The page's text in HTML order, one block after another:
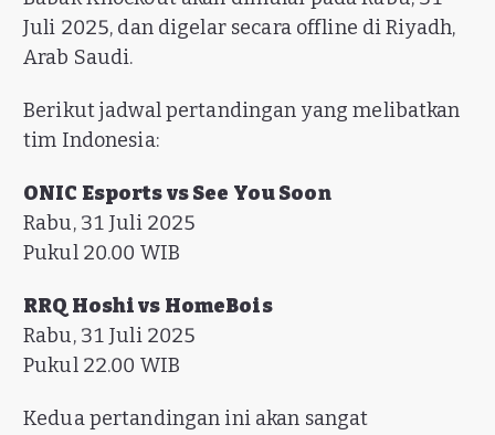
Juli 2025, dan digelar secara offline di Riyadh,
Arab Saudi.
Berikut jadwal pertandingan yang melibatkan
tim Indonesia:
ONIC Esports vs See You Soon
Rabu, 31 Juli 2025
Pukul 20.00 WIB
RRQ Hoshi vs HomeBois
Rabu, 31 Juli 2025
Pukul 22.00 WIB
Kedua pertandingan ini akan sangat